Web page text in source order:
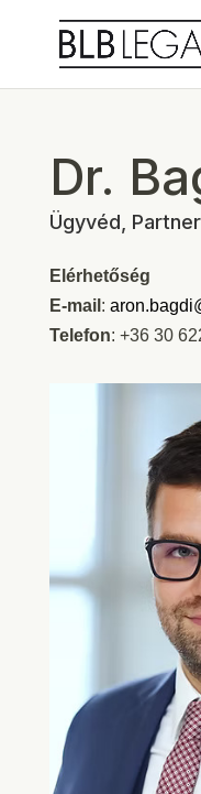
Dr.
Ügyvéd, Partner
Elérhetőség
E-mail :
Telefon: +36 30